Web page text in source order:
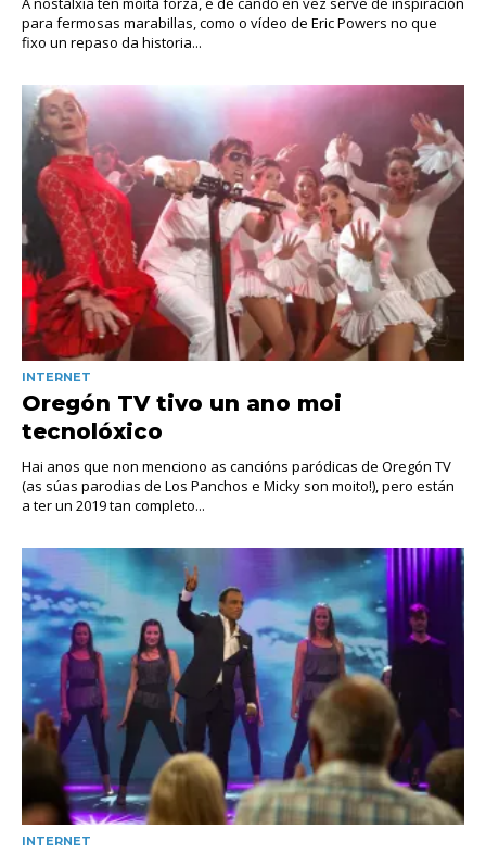
para fermosas marabillas, como o vídeo de Eric Powers no que
fixo un repaso da historia...
INTERNET
Oregón TV tivo un ano moi
tecnolóxico
Hai anos que non menciono as cancións paródicas de Oregón TV
(as súas parodias de Los Panchos e Micky son moito!), pero están
a ter un 2019 tan completo...
INTERNET